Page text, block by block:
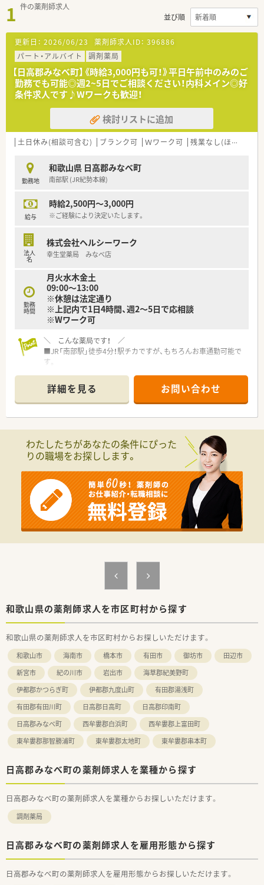
1 件の薬剤師求人
並び順
更新日： 2026/06/23 薬剤師求人ID： 396886
パート・アルバイト
調剤薬局
【日高郡みなべ町】《時給3,000円も可！》平日午前中のみのご
勤務でも可能◎週2~5日でご相談ください！内科メイン◎好
条件求人です♪Wワークも歓迎！
検討リストに追加
土日休み(相談可含む) ブランク可 Ｗワーク可 残業なし(ほぼなし含む)
勤務地
和歌山県 日高郡みなべ町
南部駅 (JR紀勢本線)
給与
時給2,500円～3,000円
※ご経験により決定いたします。
法人
名
株式会社ヘルシーワーク
幸生堂薬局 みなべ店
勤務
時間
月火水木金土
09:00～13:00
※休憩は法定通り
※上記内で1日4時間、週2～5日で応相談
※Wワーク可
＼ こんな薬局です！ ／
■JR「南部駅」徒歩4分！駅チカですが、もちろんお車通勤可能で
す。
す。
■内科クリニックに隣接しており、平日のみの開局で終業も17
時か18時と早い店舗です。
■大阪・奈良・和歌山でグループ合わせて30店舗以上展開してい
る調剤薬局です。
■2020年に大手調剤薬局のホールディングスに加わって、福利
厚生や教育研修も利用可能です。
■社内を３つのエリアに分け、それぞれにエリア長を配置。その
他、ラウンダー勤務の薬剤師も在籍しておりますので、応援体制
が整っています。
■今後の薬局の生き残りを図るべく、「地域に求められる薬局」
を目指し、かかりつけ薬局・薬剤師の積極的な推進や地域連携薬
局への認定、
を行っております。
■グループ共通で運用する「基幹システム（在庫・経理）」、「監査
■原則として、配属店舗での勤務となりますが、他店舗での勤務
やマネジメント等級への昇格などの要望にも対応しています。
平・公正な昇降級・昇降格を行うほか、
退職金制度も、現状の積立方式から将来的には企業型確定拠出
年金（企業型DC）への移行も予定しております。
■年間休日120日以上、また年次有給休暇の取得率（実績：70％前
後）も高く、プライベートの両立もとりやすい環境です。
■産休・育休制度を取得され復帰した従業員も多いほか、介護休
業制度も整備され、どなたでも働きやすい環境が整っています。
■研修は、取引業者との勉強会のほか、人事、コンプライアンス、
接遇、等級・職種別研修などにも参加することができます。
■社員割引やレジャー施設の利用など、福利厚生も充実しており
ます。
はございません。
詳細を見る お問い合わせ
わたしたちがあなたの条件にぴった
りの職場をお探しします。
和歌山県の薬剤師求人を市区町村から探す
和歌山県の薬剤師求人を市区町村からお探しいただけます。
和歌山市 海南市 橋本市 有田市 御坊市
田辺市
新宮市
紀の川市 岩出市
海草郡紀美野町
伊都郡かつらぎ町
伊都郡九度山町
有田郡湯浅町
有田郡有田川町
日高郡日高町
日高郡印南町
日高郡みなべ町
西牟婁郡白浜町
西牟婁郡上富田町
東牟婁郡那智勝浦町
東牟婁郡太地町 東牟婁郡串本町
日高郡みなべ町の薬剤師求人を業種から探す
日高郡みなべ町の薬剤師求人を業種からお探しいただけます。
調剤薬局
日高郡みなべ町の薬剤師求人を雇用形態から探す
日高郡みなべ町の薬剤師求人を雇用形態からお探しいただけます。